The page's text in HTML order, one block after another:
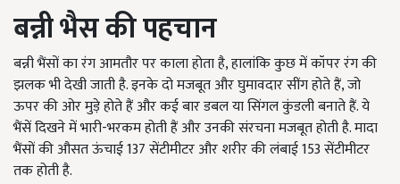
बन्नी भैस की पहचान
बन्नी भैंसों का रंग आमतौर पर काला होता है, हालांकि कुछ में कॉपर रंग की
झलक भी देखी जाती है. इनके दो मजबूत और घुमावदार सींग होते हैं, जो
ऊपर की ओर मुड़े होते हैं और कई बार डबल या सिंगल कुंडली बनाते हैं. ये
भैंसें दिखने में भारी-भरकम होती हैं और उनकी संरचना मजबूत होती है. मादा
भैंसों की औसत ऊंचाई 137 सेंटीमीटर और शरीर की लंबाई 153 सेंटीमीटर
तक होती है.